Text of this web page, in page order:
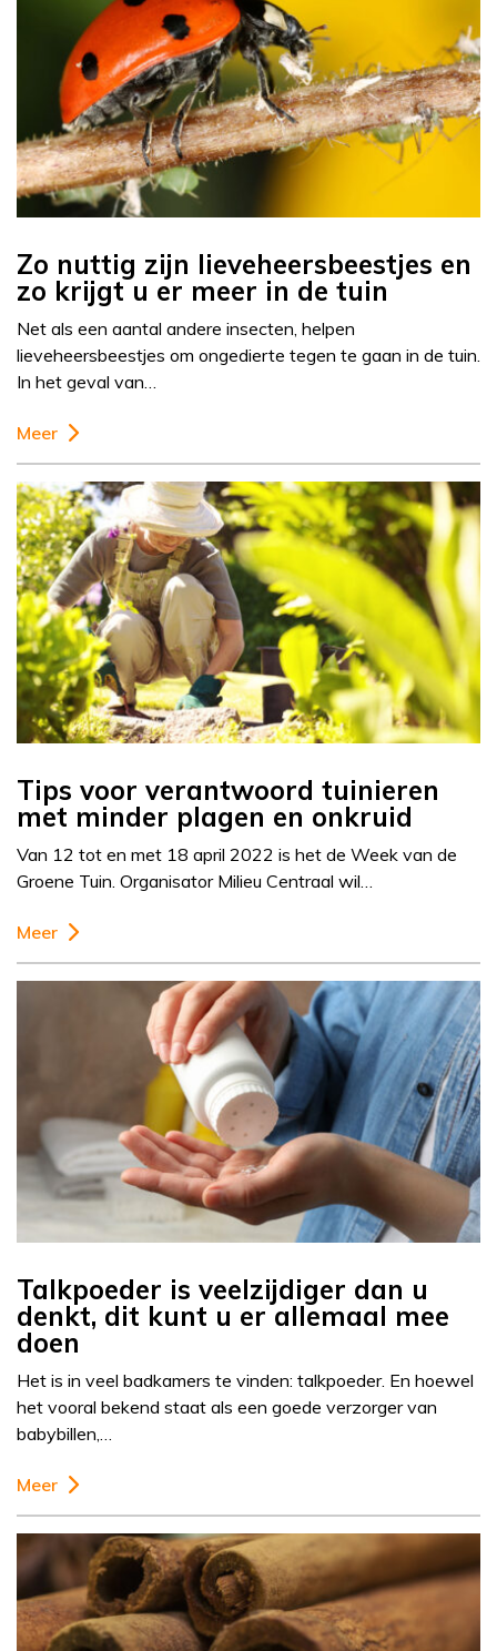
Zo nuttig zijn lieveheersbeestjes en
zo krijgt u er meer in de tuin
Net als een aantal andere insecten, helpen
lieveheersbeestjes om ongedierte tegen te gaan in de tuin.
In het geval van…
Meer
Tips voor verantwoord tuinieren
met minder plagen en onkruid
Van 12 tot en met 18 april 2022 is het de Week van de
Groene Tuin. Organisator Milieu Centraal wil…
Meer
Talkpoeder is veelzijdiger dan u
denkt, dit kunt u er allemaal mee
doen
Het is in veel badkamers te vinden: talkpoeder. En hoewel
het vooral bekend staat als een goede verzorger van
babybillen,…
Meer